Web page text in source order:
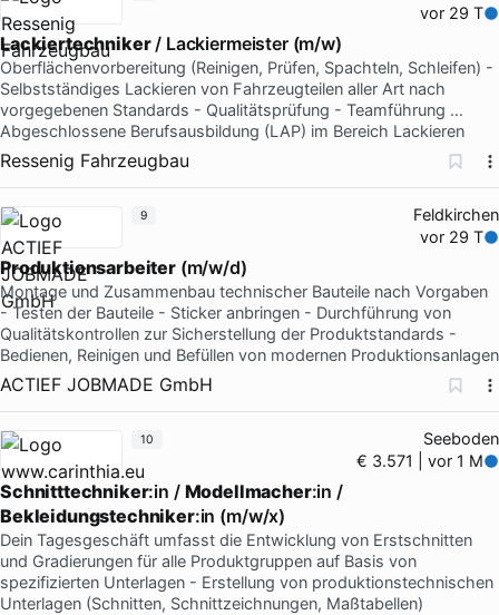
vor 29 T
Lackiertechniker/ Lackiermeister (m/w)
Oberflächenvorbereitung (Reinigen, Prüfen, Spachteln, Schleifen) -
Selbstständiges Lackieren von Fahrzeugteilen aller Art nach
vorgegebenen Standards - Qualitätsprüfung - Teamführung …
Abgeschlossene Berufsausbildung (LAP) im Bereich Lackieren
Ressenig Fahrzeugbau
Feldkirchen
vor 29 T
Produktionsarbeiter(m/w/d)
Montage und Zusammenbau technischer Bauteile nach Vorgaben
- Testen der Bauteile - Sticker anbringen - Durchführung von
Qualitätskontrollen zur Sicherstellung der Produktstandards -
Bedienen, Reinigen und Befüllen von modernen Produktionsanlagen
ACTIEF JOBMADE GmbH
9
Seeboden
€ 3.571 | vor 1 M
Schnitttechniker:in / Modellmacher:in /
Bekleidungstechniker:in (m/w/x)
Dein Tagesgeschäft umfasst die Entwicklung von Erstschnitten
und Gradierungen für alle Produktgruppen auf Basis von
spezifizierten Unterlagen - Erstellung von produktionstechnischen
Unterlagen (Schnitten, Schnittzeichnungen, Maßtabellen)
10